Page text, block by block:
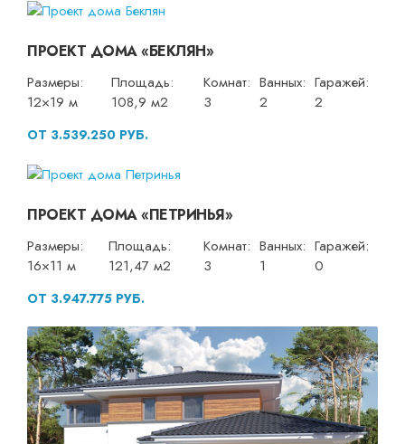
ПРОЕКТ ДОМА «БЕКЛЯН»
Размеры:
12×19 м
Площадь:
108,9 м2
Комнат:
3
Ванных:
2
Гаражей:
2
ОТ 3.539.250 РУБ.
ПРОЕКТ ДОМА «ПЕТРИНЬЯ»
Размеры:
16×11 м
Площадь:
121,47 м2
Комнат:
3
Ванных:
1
Гаражей:
0
ОТ 3.947.775 РУБ.